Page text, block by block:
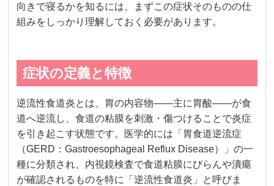
向きで寝るかを知るには、まずこの症状そのものの仕
組みをしっかり理解しておく必要があります。
症状の定義と特徴
逆流性食道炎とは、胃の内容物——主に胃酸——が食
道へ逆流し、食道の粘膜を刺激・傷つけることで炎症
を引き起こす状態です。医学的には「胃食道逆流症
（GERD：Gastroesophageal Reflux Disease）」の一
種に分類され、内視鏡検査で食道粘膜にびらんや潰瘍
が確認されるものを特に「逆流性食道炎」と呼びま